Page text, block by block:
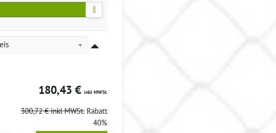
180,43 € inkl MWSt.
300,72 €inkl MWSt. Rabatt
40%